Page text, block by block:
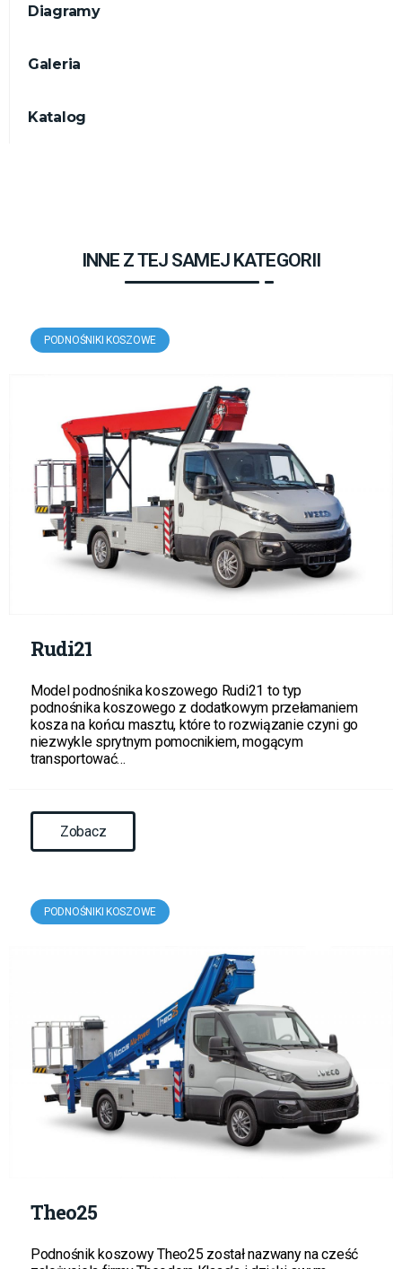
Diagramy
Galeria
Katalog
INNE Z TEJ SAMEJ KATEGORII
PODNOŚNIKI KOSZOWE
Rudi21
Model podnośnika koszowego Rudi21 to typ
podnośnika koszowego z dodatkowym przełamaniem
kosza na końcu masztu, które to rozwiązanie czyni go
niezwykle sprytnym pomocnikiem, mogącym
transportować…
Zobacz
PODNOŚNIKI KOSZOWE
Theo25
Podnośnik koszowy Theo25 został nazwany na cześć